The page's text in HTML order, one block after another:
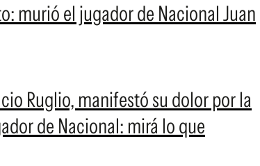
murió el jugador de Nacional Juan
Ruglio, manifestó su dolor por la
de Nacional: mirá lo que